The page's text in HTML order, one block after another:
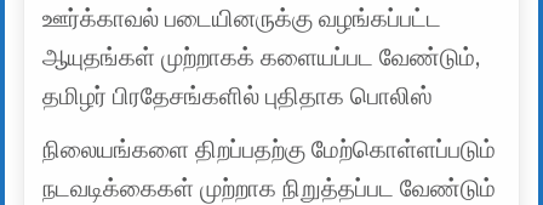
ஊர்க்காவல் படையினருக்கு வழங்கப்பட்ட
ஆயுதங்கள் முற்றாகக் களையப்பட வேண்டும்,
தமிழர் பிரதேசங்களில் புதிதாக பொலிஸ்
நிலையங்களை திறப்பதற்கு மேற்கொள்ளப்படும்
நடவடிக்கைகள் முற்றாக நிறுத்தப்பட வேண்டும்